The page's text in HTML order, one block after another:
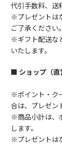
代引手数料、送
※プレゼントは
ご了承ください。
※ギフト配送な
いたします。
■ ショップ（直
※ポイント・ク
合は、プレゼン
※商品小計は、
します。
※プレゼントは